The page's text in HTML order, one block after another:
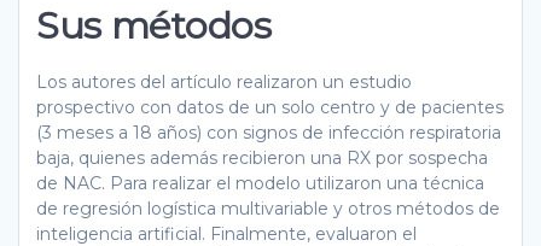
Sus métodos
Los autores del artículo realizaron un estudio
prospectivo con datos de un solo centro y de pacientes
(3 meses a 18 años) con signos de infección respiratoria
baja, quienes además recibieron una RX por sospecha
de NAC. Para realizar el modelo utilizaron una técnica
de regresión logística multivariable y otros métodos de
inteligencia artificial. Finalmente, evaluaron el